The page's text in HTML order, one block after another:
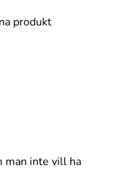
produkt
man inte vill ha